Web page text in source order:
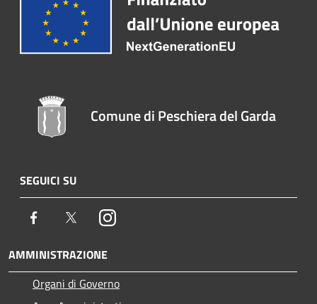
Comune di Peschiera del Garda
SEGUICI SU
Facebook TwitterInstagram
AMMINISTRAZIONE
Organi di Governo